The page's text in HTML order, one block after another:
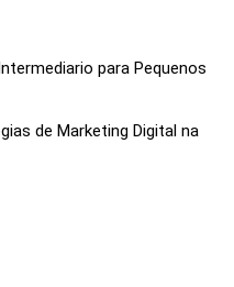
para Pequenos
de Marketing Digital na